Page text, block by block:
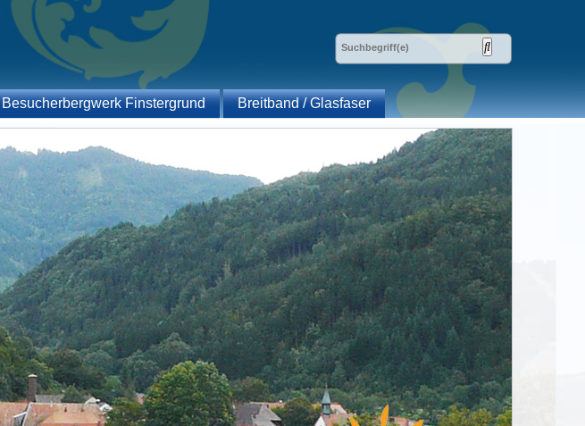
Besucherbergwerk Finstergrund
Breitband / Glasfaser